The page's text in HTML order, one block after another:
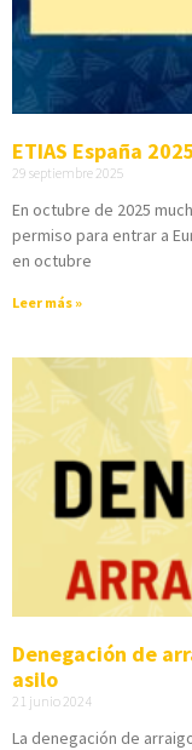
ETIAS España 2025
29 septiembre 2025
En octubre de 2025
permiso para entrar a
en octubre
Leer más »
Denegación de
asilo
21 junio 2024
La denegación de